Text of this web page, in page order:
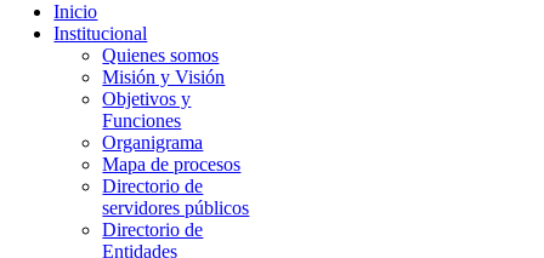
Inicio
Institucional
Quienes somos
Misión y Visión
Objetivos y
Funciones
Organigrama
Mapa de procesos
Directorio de
servidores públicos
Directorio de
Entidades